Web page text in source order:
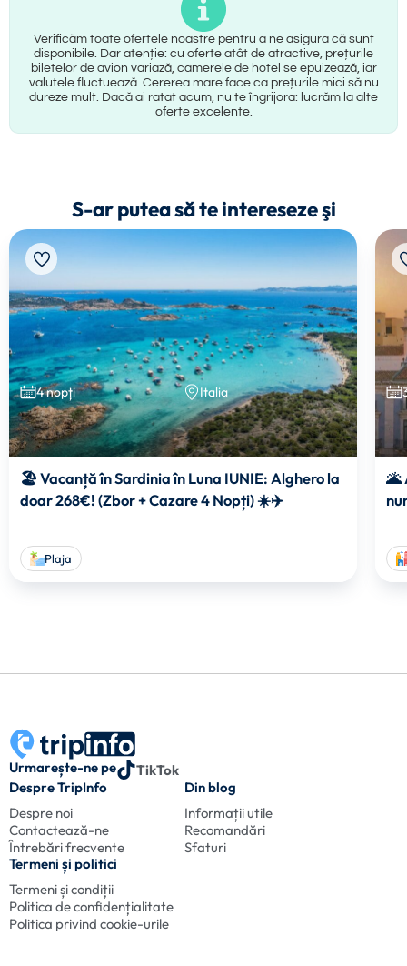
Verificăm toate ofertele noastre pentru a ne asigura că sunt
disponibile. Dar atenție: cu oferte atât de atractive, prețurile
biletelor de avion variază, camerele de hotel se epuizează, iar
valutele fluctuează. Cererea mare face ca prețurile mici să nu
dureze mult. Dacă ai ratat acum, nu te îngrijora: lucrăm la alte
oferte excelente.
S-ar putea să te intereseze şi
4 nopți Italia
🏖️ Vacanță în Sardinia în Luna IUNIE: Alghero la
doar 268€! (Zbor + Cazare 4 Nopți) ☀️✈️
Plaja
🌋
Urmarește-ne pe
TikTok
Despre TripInfo
Despre noi
Contactează-ne
Întrebări frecvente
Din blog
Informații utile
Recomandări
Sfaturi
Termeni și politici
Termeni și condiții
Politica de confidențialitate
Politica privind cookie-urile